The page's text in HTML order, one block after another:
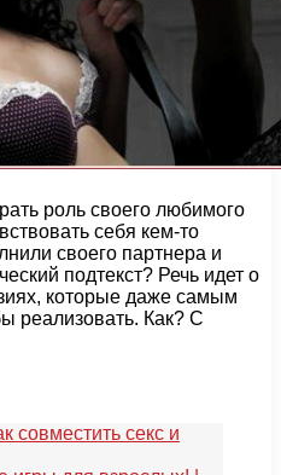
роль своего любимого
себя кем-то
своего партнера и
подтекст? Речь идет о
которые даже самым
реализовать. Как? С
совместить секс и